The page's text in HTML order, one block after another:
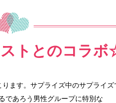
ストとのコラ
ます。サプライズ中のサプライズ
であろう男性グループに特別な